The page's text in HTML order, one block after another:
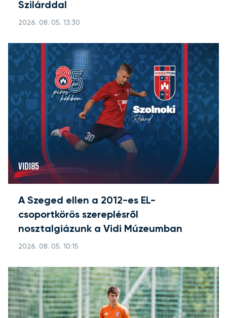
Szilárddal
2026. 08. 05. 13:30
VIDI85
A Szeged ellen a 2012-es EL-
csoportkörös szereplésről
nosztalgiázunk a Vidi Múzeumban
2026. 08. 05. 10:15